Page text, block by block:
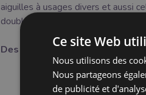
aiguilles à usages divers et aussi
doubles aiguilles.
Des outils pratiques comme:
Ce site Web
Nous utilisons des
Nous partageons
de publicité et